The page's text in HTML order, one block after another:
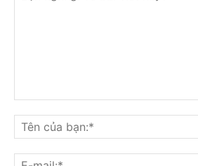
nghĩ
gì
về